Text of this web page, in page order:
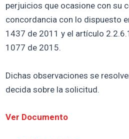
perjuicios que ocasione con su
concordancia con lo dispuesto
1437 de 2011 y el artículo
1077 de 2015.
Dichas observaciones se
decida sobre la solicitud.
Ver Documento